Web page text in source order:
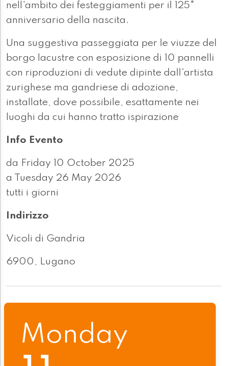
nell'ambito dei festeggiamenti per il 125°
anniversario della nascita.
Una suggestiva passeggiata per le viuzze del
borgo lacustre con esposizione di 10 pannelli
con riproduzioni di vedute dipinte dall'artista
zurighese ma gandriese di adozione,
installate, dove possibile, esattamente nei
luoghi da cui hanno tratto ispirazione
Info Evento
da Friday 10 October 2025
a Tuesday 26 May 2026
tutti i giorni
Indirizzo
Vicoli di Gandria
6900, Lugano
Monday